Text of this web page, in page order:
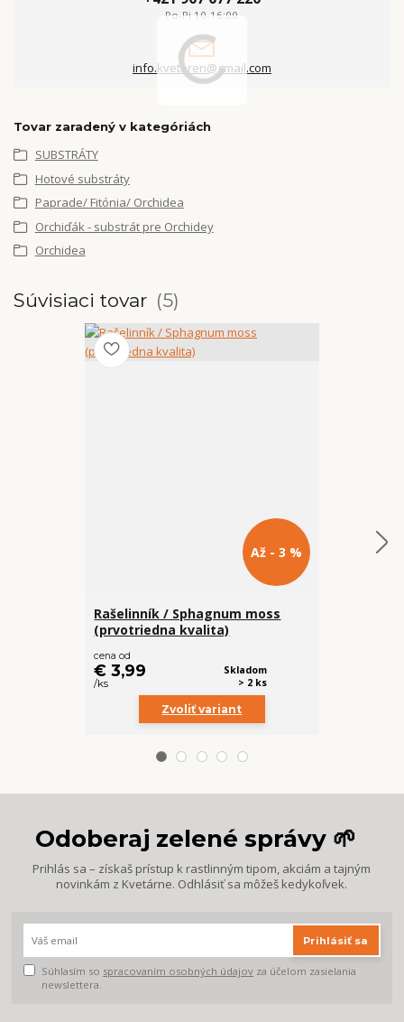
Po-Pi 10-16:00
info.kvetaren@gmail.com
Tovar zaradený v kategóriách
SUBSTRÁTY
Hotové substráty
Paprade/ Fitónia/ Orchidea
Orchiďák - substrát pre Orchidey
Orchidea
Súvisiaci tovar 5
Až - 3 %
Rašelinník / Sphagnum moss
(prvotriedna kvalita)
cena od
€ 3,99
/ks
Skladom
> 2 ks
Zvoliť variant
Odoberaj zelené správy 🌱
Prihlás sa – získaš prístup k rastlinným tipom, akciám a tajným
novinkám z Kvetárne. Odhlásiť sa môžeš kedykoľvek.
Prihlásiť sa
Súhlasím so spracovaním osobných údajov za účelom zasielania
newslettera.